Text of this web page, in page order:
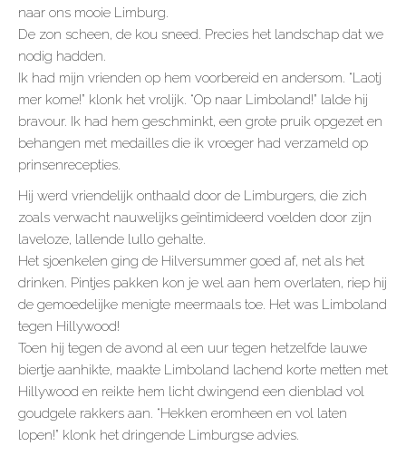
naar ons mooie Limburg.
De zon scheen, de kou sneed. Precies het landschap dat we
nodig hadden.
Ik had mijn vrienden op hem voorbereid en andersom. “Laotj
mer kome!” klonk het vrolijk. “Op naar Limboland!” lalde hij
bravour. Ik had hem geschminkt, een grote pruik opgezet en
behangen met medailles die ik vroeger had verzameld op
prinsenrecepties.
Hij werd vriendelijk onthaald door de Limburgers, die zich
zoals verwacht nauwelijks geïntimideerd voelden door zijn
laveloze, lallende lullo gehalte.
Het sjoenkelen ging de Hilversummer goed af, net als het
drinken. Pintjes pakken kon je wel aan hem overlaten, riep hij
de gemoedelijke menigte meermaals toe. Het was Limboland
tegen Hillywood!
Toen hij tegen de avond al een uur tegen hetzelfde lauwe
biertje aanhikte, maakte Limboland lachend korte metten met
Hillywood en reikte hem licht dwingend een dienblad vol
goudgele rakkers aan. “Hekken eromheen en vol laten
lopen!” klonk het dringende Limburgse advies.